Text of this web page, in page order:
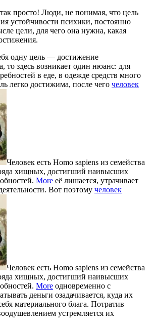
просто! Люди, не понимая, что цель
устойчивости психики, постоянно
цели, для чего она нужна, какая
одну цель — достижение
то здесь возникает один нюанс: для
в еде, в одежде средств много
легко достижима, после чего человек
Человек есть Homo sapiens из семейства
хищных, достигший наивысших
More её лишается, утрачивает
Вот поэтому человек
Человек есть Homo sapiens из семейства
хищных, достигший наивысших
More одновременно с
деньги озадачивается, куда их
материального блага. Потратив
устремляется их